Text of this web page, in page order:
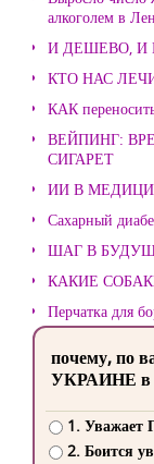
алкоголем в
И ДЕШЕВО, И
КТО НАС
КАК
ВЕЙПИНГ:
СИГАРЕТ
ИИ В
Сахарный
ШАГ В
КАКИЕ
Перчатка для
почему, по
УКРАИНЕ в
1. Уважает
2. Боится